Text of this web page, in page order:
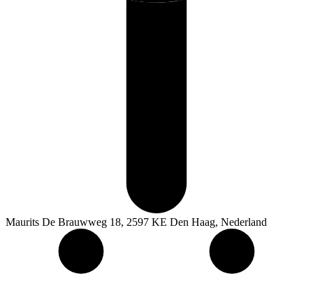
Maurits De Brauwweg 18, 2597 KE Den Haag, Nederland